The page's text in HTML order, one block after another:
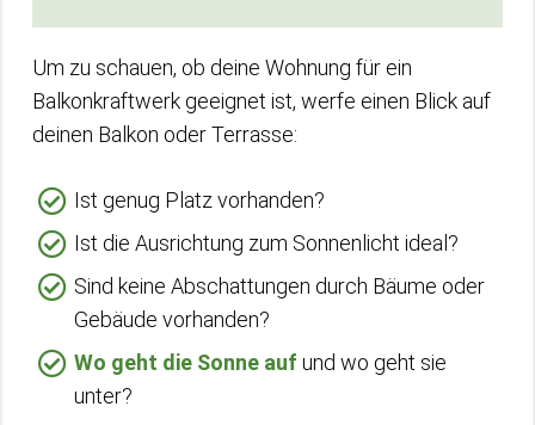
Um zu schauen, ob deine Wohnung für ein
Balkonkraftwerk geeignet ist, werfe einen Blick auf
deinen Balkon oder Terrasse:
Ist genug Platz vorhanden?
Ist die Ausrichtung zum Sonnenlicht ideal?
Sind keine Abschattungen durch Bäume oder
Gebäude vorhanden?
Wo geht die Sonne auf und wo geht sie
unter?